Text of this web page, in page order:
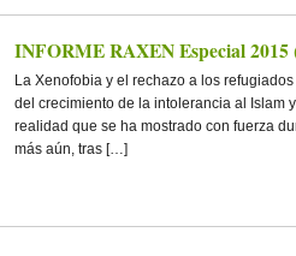
INFORME RAXEN Especial
La Xenofobia y el rechazo a los
del crecimiento de la intolerancia al Islam
realidad que se ha mostrado con fuerza
más aún, tras […]